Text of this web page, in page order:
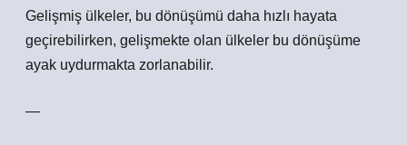
Gelişmiş ülkeler, bu dönüşümü daha hızlı hayata
geçirebilirken, gelişmekte olan ülkeler bu dönüşüme
ayak uydurmakta zorlanabilir.
—